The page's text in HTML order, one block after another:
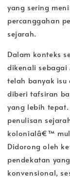
yang sering
percanggahan
sejarah.
Dalam konteks
dikenali
telah banyak isu
diberi tafsiran
yang lebih
penulisan
kolonialâ€™
Didorong oleh
pendekatan
konvensional,